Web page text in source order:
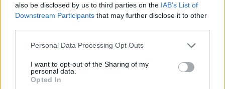
also be disclosed by us to third parties on the IAB’s List of
Downstream Participants that may further disclose it to other
Personal Data Processing Opt Outs
I want to opt-out of the Sharing of my
personal data.
Opted In